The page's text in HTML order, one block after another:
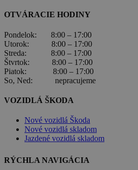
OTVÁRACIE HODINY
Pondelok: 8:00 – 17:00
Utorok: 8:00 – 17:00
Streda: 8:00 – 17:00
Štvrtok: 8:00 – 17:00
Piatok: 8:00 – 17:00
So, Ned: nepracujeme
VOZIDLÁ ŠKODA
Nové vozidlá Škoda
Nové vozidlá skladom
Jazdené vozidlá skladom
RÝCHLA NAVIGÁCIA